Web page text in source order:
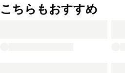
こちらもおすすめ